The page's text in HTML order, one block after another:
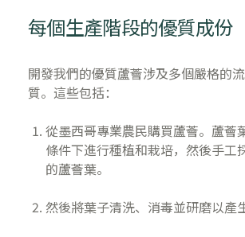
每個生產階段的優質成份
開發我們的優質蘆薈涉及多個嚴格的
質。這些包括：
從墨西哥專業農民購買蘆薈。蘆薈
條件下進行種植和栽培，然後手工
的蘆薈葉。
然後將葉子清洗、消毒並研磨以產